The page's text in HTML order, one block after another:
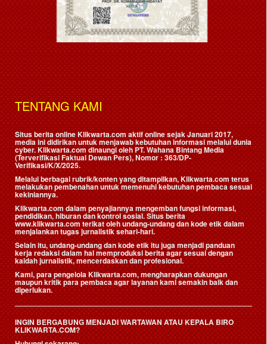
TENTANG KAMI
Situs berita online Klikwarta.com aktif online sejak Januari 2017,
media ini didirikan untuk menjawab kebutuhan informasi melalui dunia
cyber. Klikwarta.com dinaungi oleh PT. Wahana Bintang Media
(Terverifikasi Faktual Dewan Pers), Nomor : 363/DP-
Verifikasi/K/X/2025.
Melalui berbagai rubrik/konten yang ditampilkan, Klikwarta.com terus
melakukan pembenahan untuk memenuhi kebutuhan pembaca sesuai
kekiniannya.
Klikwarta.com dalam penyajiannya mengemban fungsi informasi,
pendidikan, hiburan dan kontrol sosial. Situs berita
www.klikwarta.com terikat oleh undang-undang dan kode etik dalam
menjalankan tugas jurnalistik sehari-hari.
Selain itu, undang-undang dan kode etik itu juga menjadi panduan
kerja redaksi dalam hal memproduksi berita agar sesuai dengan
kaidah jurnalistik, mencerdaskan dan profesional.
Kami, para pengelola Klikwarta.com, mengharapkan dukungan
maupun kritik para pembaca agar layanan kami semakin baik dan
diperlukan.
INGIN BERGABUNG MENJADI WARTAWAN ATAU KEPALA BIRO
KLIKWARTA.COM?